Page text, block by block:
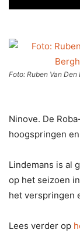
Foto: Ruben Van Den
Ninove. De
hoogspringen
Lindemans is al
op het seizoen
het verspringen
Lees verder op